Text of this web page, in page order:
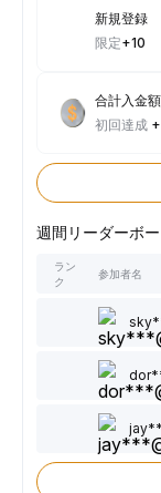
新規登録
限定+10
合計入金
初回達成
週間リーダーボー
ラン
ク
参加者名